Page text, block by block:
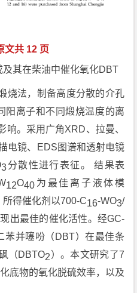
文共 12 页
及其在柴油中催化氧化DBT
烧法，制备高度分散的介孔
阳离子和不同煅烧温度的离
响。采用广角XRD、拉曼、
电镜、EDS图谱和透射电镜
3分散性进行表征。 结果表
12O40 为最佳离子液体模
得催化剂以700-C16-WO3/
出最佳的催化活性。经GC-
苯并噻吩（DBT）在最佳条
（DBTO2）。本文研究了7
底物的氧化脱硫效率，以及